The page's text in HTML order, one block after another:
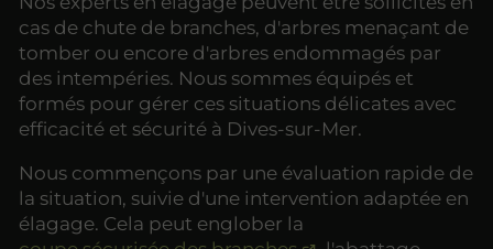
cas de chute de branches, d'arbres menaçant de
tomber ou encore d'arbres endommagés par
des intempéries. Nous sommes équipés et
formés pour gérer ces situations délicates avec
efficacité et sécurité à Dives-sur-Mer.
Nous commençons par une évaluation rapide de
la situation, suivie d'une intervention adaptée en
élagage. Cela peut englober la